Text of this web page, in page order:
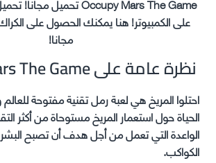
على الكمبيوتر! هنا يمكنك الحصول على
مجانا!
نظرة عامة على Occupy Mars The Game
احتلوا المريخ هي لعبة رمل تقنية مفتوحة
الحياة حول استعمار المريخ مستوحاة من أكثر
الواعدة التي تعمل من أجل هدف أن تصبح
الكواكب.